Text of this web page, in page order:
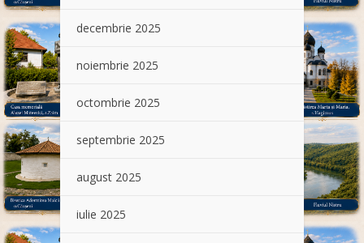
decembrie 2025
noiembrie 2025
octombrie 2025
septembrie 2025
august 2025
iulie 2025